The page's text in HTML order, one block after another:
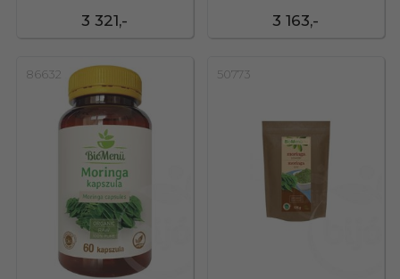
3 321,- 3 163,-
86632 50773